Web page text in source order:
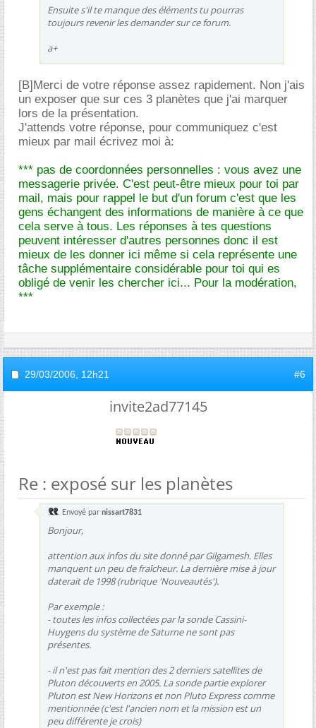
Ensuite s'il te manque des éléments tu pourras
toujours revenir les demander sur ce forum.
a+
[B]Merci de votre réponse assez rapidement. Non j'ais
un exposer que sur ces 3 planètes que j'ai marquer
lors de la présentation.
J'attends votre réponse, pour communiquez c'est
mieux par mail écrivez moi à:
*** pas de coordonnées personnelles : vous avez une
messagerie privée. C'est peut-être mieux pour toi par
mail, mais pour rappel le but d'un forum c'est que les
gens échangent des informations de manière à ce que
cela serve à tous. Les réponses à tes questions
peuvent intéresser d'autres personnes donc il est
mieux de les donner ici même si cela représente une
tâche supplémentaire considérable pour toi qui es
obligé de venir les chercher ici... Pour la modération,
***
29/03/2006, 12h21 #6
invite2ad77145
Re : exposé sur les planètes
Envoyé par nissart7831
Bonjour,
attention aux infos du site donné par Gilgamesh. Elles
manquent un peu de fraîcheur. La dernière mise à jour
daterait de 1998 (rubrique 'Nouveautés').
Par exemple :
- toutes les infos collectées par la sonde Cassini-
Huygens du système de Saturne ne sont pas
présentes.
- il n'est pas fait mention des 2 derniers satellites de
Pluton découverts en 2005. La sonde partie explorer
Pluton est New Horizons et non Pluto Express comme
mentionnée (c'est l'ancien nom et la mission est un
peu différente je crois)